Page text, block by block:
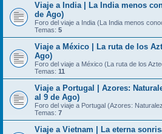
Viaje a India | La India menos
de Ago)
Foro del viaje a India (La India menos
Temas: 5
Viaje a México | La ruta de los
Ago)
Foro del viaje a México (La ruta de los
Temas: 11
Viaje a Portugal | Azores:
al 9 de Ago)
Foro del viaje a Portugal (Azores:
Temas: 7
Viaje a Vietnam | La eterna